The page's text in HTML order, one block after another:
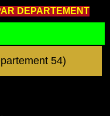
DEPARTEMENT
54)